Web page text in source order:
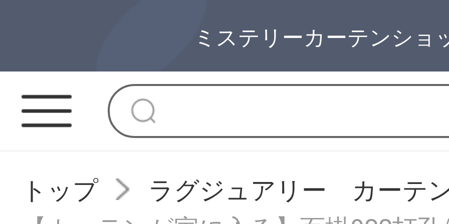
ミステリーカーテンショ
トップ
ラグジュアリー カーテ